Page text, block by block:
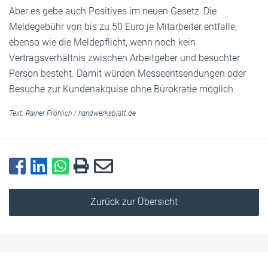
Aber es gebe auch Positives im neuen Gesetz: Die
Meldegebühr von bis zu 50 Euro je Mitarbeiter entfalle,
ebenso wie die Meldepflicht, wenn noch kein
Vertragsverhältnis zwischen Arbeitgeber und besuchter
Person besteht. Damit würden Messeentsendungen oder
Besuche zur Kundenakquise ohne Bürokratie möglich.
Text: Rainer Fröhlich / handwerksblatt.de
Zurück zur Übersicht